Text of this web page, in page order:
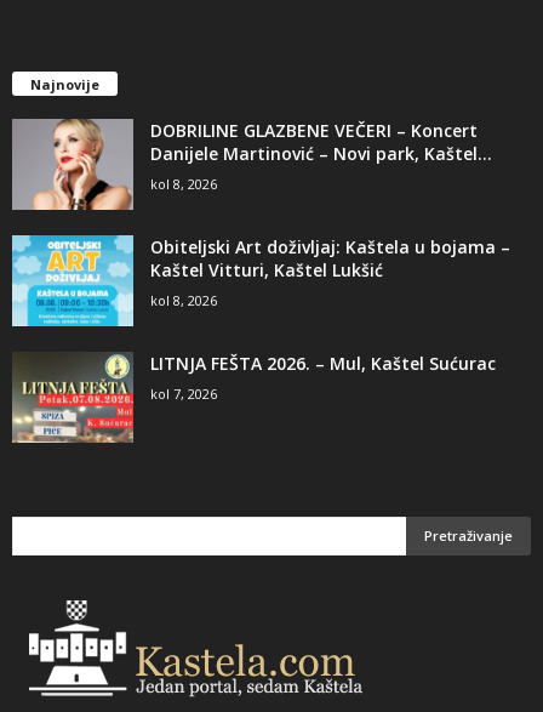
Najnovije
DOBRILINE GLAZBENE VEČERI – Koncert
Danijele Martinović – Novi park, Kaštel...
kol 8, 2026
Obiteljski Art doživljaj: Kaštela u bojama –
Kaštel Vitturi, Kaštel Lukšić
kol 8, 2026
LITNJA FEŠTA 2026. – Mul, Kaštel Sućurac
kol 7, 2026